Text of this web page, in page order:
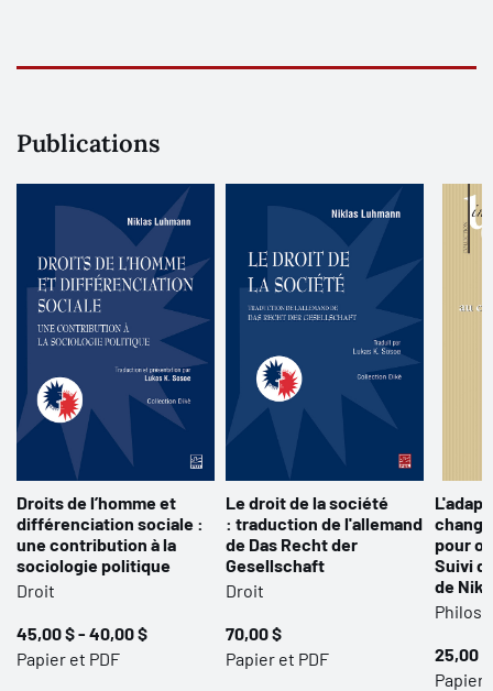
Publications
Droits de l’homme et
différenciation sociale :
une contribution à la
sociologie politique
Droit
45,00 $ - 40,00 $
Papier et PDF
Le droit de la société
: traduction de l'allemand
de Das Recht der
Gesellschaft
Droit
70,00 $
Papier et PDF
pour
Suivi
de
25,00 $
Papier